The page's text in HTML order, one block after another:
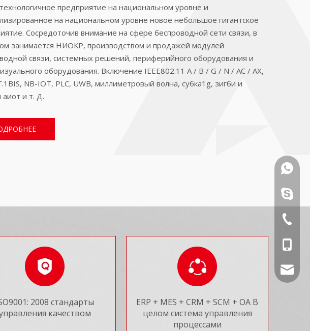
предприятие на национальном уровне и
на национальном уровне новое небольшое гигантское
Сосредоточив внимание на сфере беспроводной сети связи, в
занимается НИОКР, производством и продажей модулей
связи, системных решений, периферийного оборудования и
оборудования. Включение IEEE802.11 A / B / G / N / AC / AX,
NB-IOT, PLC, UWB, миллиметровый волна, субка1g, зигби и
и т. Д.
2008 стандарты
качеством
ERP + MES + CRM + SCM + OA В
целом система управления
процессами
Джо:
Песня:
Джо:
Кэти:
+ 86-
Кэти: